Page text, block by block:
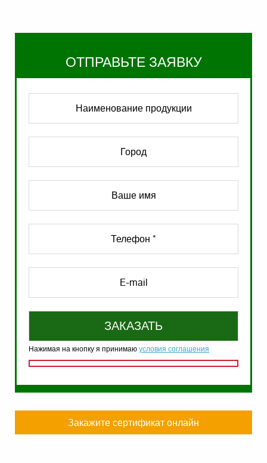
ОТПРАВЬТЕ ЗАЯВКУ
Нажимая на кнопку я принимаю условия соглашения
Закажите сертификат онлайн